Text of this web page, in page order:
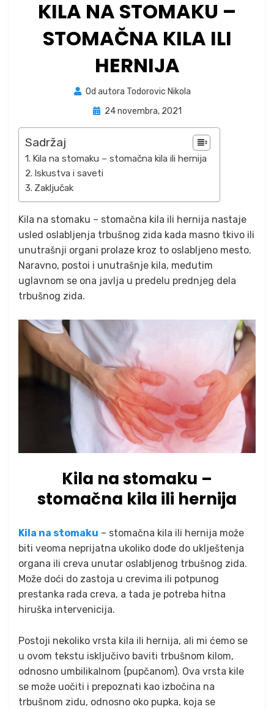
KILA NA STOMAKU –
STOMAČNA KILA ILI
HERNIJA
Od autora Todorovic Nikola
Posted
24 novembra, 2021
Sadržaj
Kila na stomaku – stomačna kila ili hernija
Iskustva i saveti
Zaključak
Kila na stomaku – stomačna kila ili hernija nastaje
usled oslabljenja trbušnog zida kada masno tkivo ili
unutrašnji organi prolaze kroz to oslabljeno mesto.
Naravno, postoi i unutrašnje kila, međutim
uglavnom se ona javlja u predelu prednjeg dela
trbušnog zida.
Kila na stomaku –
stomačna kila ili hernija
Kila na stomaku – stomačna kila ili hernija može
biti veoma neprijatna ukoliko dođe do uklještenja
organa ili creva unutar oslabljenog trbušnog zida.
Može doći do zastoja u crevima ili potpunog
prestanka rada creva, a tada je potreba hitna
hiruška intervenicija.
Postoji nekoliko vrsta kila ili hernija, ali mi ćemo se
u ovom tekstu isključivo baviti trbušnom kilom,
odnosno umbilikalnom (pupčanom). Ova vrsta kile
se može uočiti i prepoznati kao izbočina na
trbušnom zidu, odnosno oko pupka, koja se